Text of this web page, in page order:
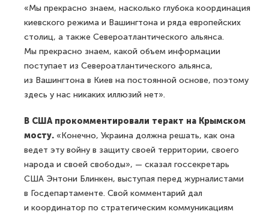
«Мы прекрасно знаем, насколько глубока координация
киевского режима и Вашингтона и ряда европейских
столиц, а также Североатлантического альянса.
Мы прекрасно знаем, какой объем информации
поступает из Североатлантического альянса,
из Вашингтона в Киев на постоянной основе, поэтому
здесь у нас никаких иллюзий нет».
В США прокомментировали теракт на Крымском
мосту. «Конечно, Украина должна решать, как она
ведет эту войну в защиту своей территории, своего
народа и своей свободы», — сказал госсекретарь
США Энтони Блинкен, выступая перед журналистами
в Госдепартаменте. Свой комментарий дал
и координатор по стратегическим коммуникациям